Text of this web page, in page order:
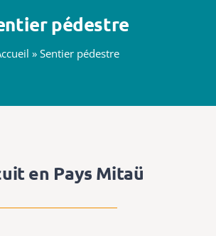
pédestre
» Sentier pédestre
en Pays Mitaü